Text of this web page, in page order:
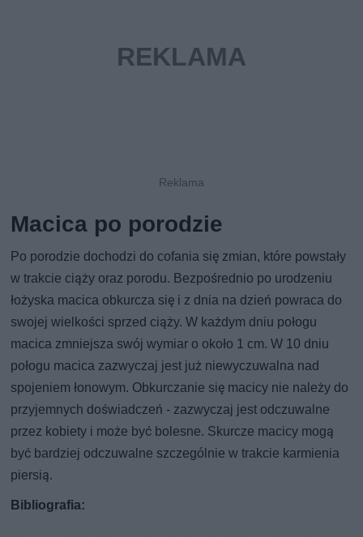
Macica po porodzie
Po porodzie dochodzi do cofania się zmian, które powstały
w trakcie ciąży oraz porodu. Bezpośrednio po urodzeniu
łożyska macica obkurcza się i z dnia na dzień powraca do
swojej wielkości sprzed ciąży. W każdym dniu połogu
macica zmniejsza swój wymiar o około 1 cm. W 10 dniu
połogu macica zazwyczaj jest już niewyczuwalna nad
spojeniem łonowym. Obkurczanie się macicy nie należy do
przyjemnych doświadczeń - zazwyczaj jest odczuwalne
przez kobiety i może być bolesne. Skurcze macicy mogą
być bardziej odczuwalne szczególnie w trakcie karmienia
piersią.
Bibliografia: